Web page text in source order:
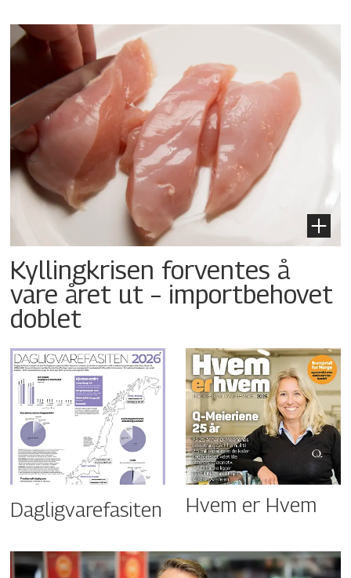
Kyllingkrisen forventes å
vare året ut – importbehovet
doblet
Dagligvarefasiten Hvem er Hvem